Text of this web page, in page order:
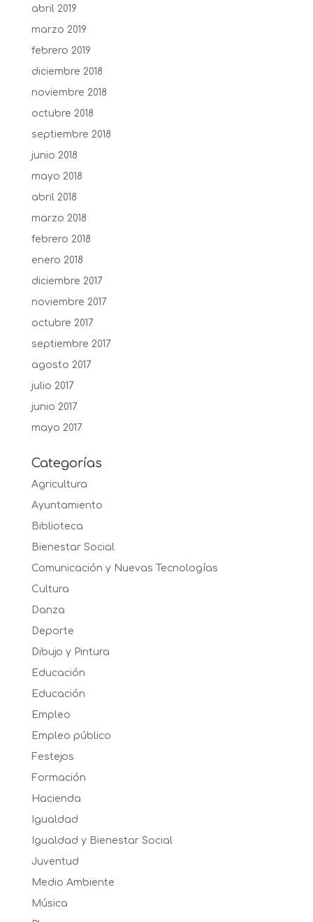
abril 2019
marzo 2019
febrero 2019
diciembre 2018
noviembre 2018
octubre 2018
septiembre 2018
junio 2018
mayo 2018
abril 2018
marzo 2018
febrero 2018
enero 2018
diciembre 2017
noviembre 2017
octubre 2017
septiembre 2017
agosto 2017
julio 2017
junio 2017
mayo 2017
Categorías
Agricultura
Ayuntamiento
Biblioteca
Bienestar Social
Comunicación y Nuevas Tecnologías
Cultura
Danza
Deporte
Dibujo y Pintura
Educación
Educación
Empleo
Empleo público
Festejos
Formación
Hacienda
Igualdad
Igualdad y Bienestar Social
Juventud
Medio Ambiente
Música